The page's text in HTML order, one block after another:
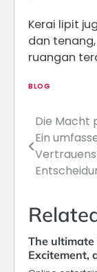
Kerai lipit
dan
ruangan
BLOG
Post
Die Macht
Ein
The ultimate
Excitement,